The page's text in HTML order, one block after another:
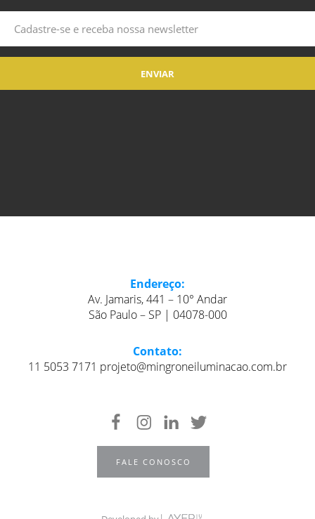
Endereço:
Av. Jamaris, 441 – 10° Andar
São Paulo – SP | 04078-000
Contato:
11 5053 7171 projeto@mingroneiluminacao.com.br
FALE CONOSCO